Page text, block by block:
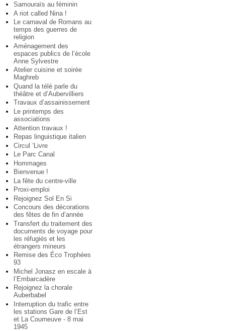
Samouraïs au féminin
A riot called Nina !
Le carnaval de Romans au
temps des guerres de
religion
Aménagement des
espaces publics de l’école
Anne Sylvestre
Atelier cuisine et soirée
Maghreb
Quand la télé parle du
théâtre et d’Aubervilliers
Travaux d’assainissement
Le printemps des
associations
Attention travaux !
Repas linguistique italien
Circul ’Livre
Le Parc Canal
Hommages
Bienvenue !
La fête du centre-ville
Proxi-emploi
Rejoignez Sol En Si
Concours des décorations
des fêtes de fin d’année
Transfert du traitement des
documents de voyage pour
les réfugiés et les
étrangers mineurs
Remise des Éco Trophées
93
Michel Jonasz en escale à
l’Embarcadère
Rejoignez la chorale
Auberbabel
Interruption du trafic entre
les stations Gare de l’Est
et La Courneuve - 8 mai
1945